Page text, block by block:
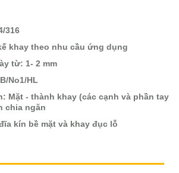
316
khay theo nhu cầu ứng dụng
từ: 1- 2 mm
No1/HL
Mặt - thành khay (các cạnh và phần tay
chia ngăn
kín bề mặt và khay đục lỗ